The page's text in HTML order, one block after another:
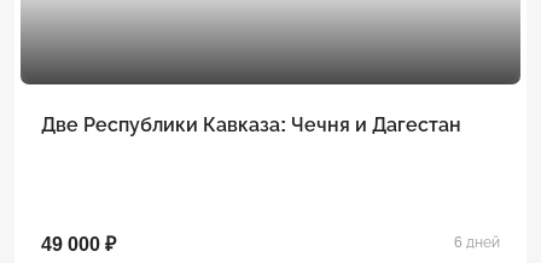
Две Республики Кавказа: Чечня и Дагестан
49 000 ₽ 6 дней